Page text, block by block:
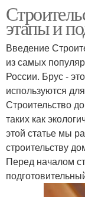
этапы и
Введение
из самых
России. Брус -
используются
Строительство
таких как
этой статье мы
строительству
Перед началом